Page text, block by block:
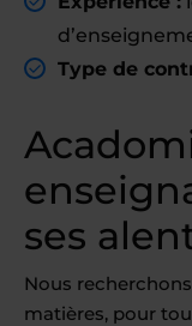
Type de
ses
Nous
matières, pour